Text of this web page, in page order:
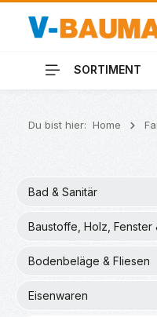
Hauptinhalt springen
Zur Suche springen
Zur Hauptnavigation
SORTIMENT
Du bist hier: Home
Bad & Sanitär
Baustoffe, Holz, Fenster
Bodenbeläge & Fliesen
Eisenwaren